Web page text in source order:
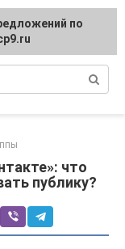
что
публику?
по